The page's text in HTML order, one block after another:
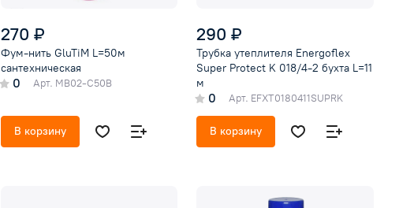
270 ₽
Фум-нить GluTiM L=50м
сантехническая
0 Арт. MB02-C50B
В корзину
290 ₽
Трубка утеплителя Energoflex
Super Protect K 018/4-2 бухта L=11
м
0 Арт. EFXT0180411SUPRK
В корзину